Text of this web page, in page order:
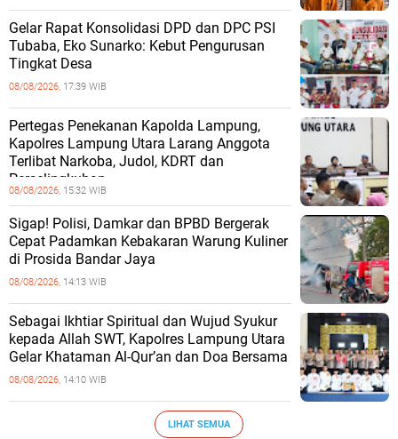
Gelar Rapat Konsolidasi DPD dan DPC PSI
Tubaba, Eko Sunarko: Kebut Pengurusan
Tingkat Desa
08/08/2026, 17:39 WIB
Pertegas Penekanan Kapolda Lampung,
Kapolres Lampung Utara Larang Anggota
Terlibat Narkoba, Judol, KDRT dan
Perselingkuhan
08/08/2026, 15:32 WIB
Sigap! Polisi, Damkar dan BPBD Bergerak
Cepat Padamkan Kebakaran Warung Kuliner
di Prosida Bandar Jaya
08/08/2026, 14:13 WIB
Sebagai Ikhtiar Spiritual dan Wujud Syukur
kepada Allah SWT, Kapolres Lampung Utara
Gelar Khataman Al-Qur’an dan Doa Bersama
08/08/2026, 14:10 WIB
LIHAT SEMUA